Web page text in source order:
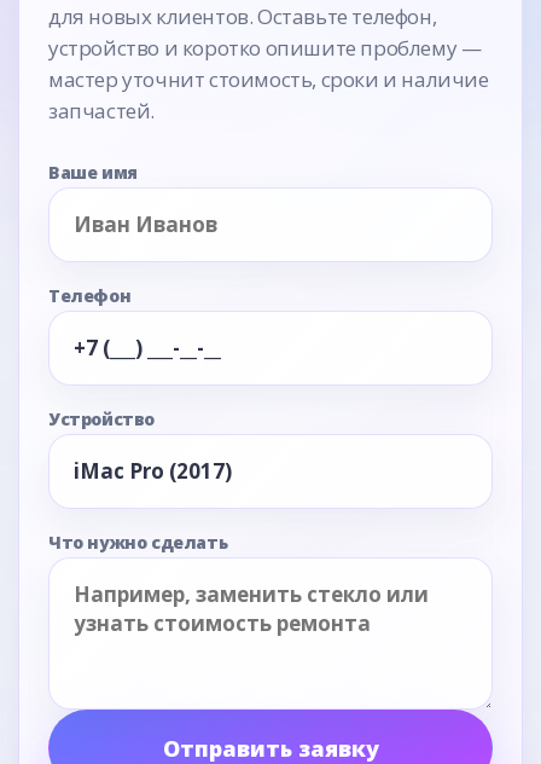
для новых клиентов. Оставьте телефон,
устройство и коротко опишите проблему —
мастер уточнит стоимость, сроки и наличие
запчастей.
Ваше имя
Телефон
Устройство
Что нужно сделать
Отправить заявку